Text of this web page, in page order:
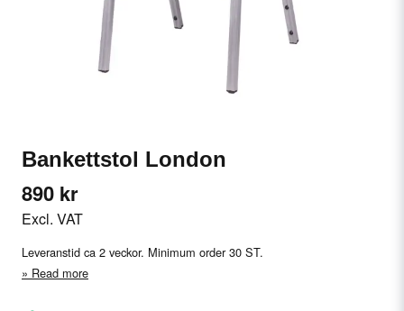
Bankettstol London
890 kr
Excl. VAT
Leveranstid ca 2 veckor. Minimum order 30 ST.
Read more